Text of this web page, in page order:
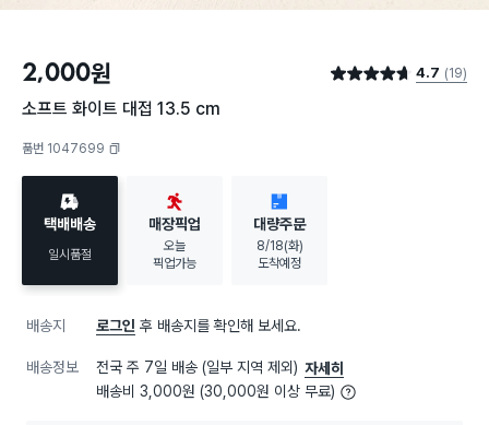
2,000원 별점 4.7점 4.7 (19)
소프트 화이트 대접 13.5 cm
품번 1047699
택배배송
일시품절
매장픽업
오늘
픽업가능
대량주문
8/18(화)
도착예정
배송지 로그인 후 배송지를 확인해 보세요.
배송정보 전국 주 7일 배송 (일부 지역 제외) 자세히
배송비 3,000원 (30,000원 이상 무료)